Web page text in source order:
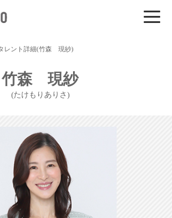
レント詳細(竹森 現紗)
竹森 現紗
(たけもりありさ)